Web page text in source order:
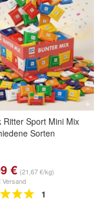
Ritter Sport Mini Mix
Sorten
€ (21,67 €/kg)
Versand
1